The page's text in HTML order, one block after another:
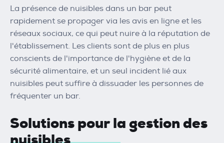
La présence de nuisibles dans un bar peut
rapidement se propager via les avis en ligne et les
réseaux sociaux, ce qui peut nuire à la réputation de
l'établissement. Les clients sont de plus en plus
conscients de l'importance de l'hygiène et de la
sécurité alimentaire, et un seul incident lié aux
nuisibles peut suffire à dissuader les personnes de
fréquenter un bar.
Solutions pour la gestion des